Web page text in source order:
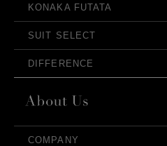
KONAKA FUTATA
SUIT SELECT
DIFFERENCE
COMPANY